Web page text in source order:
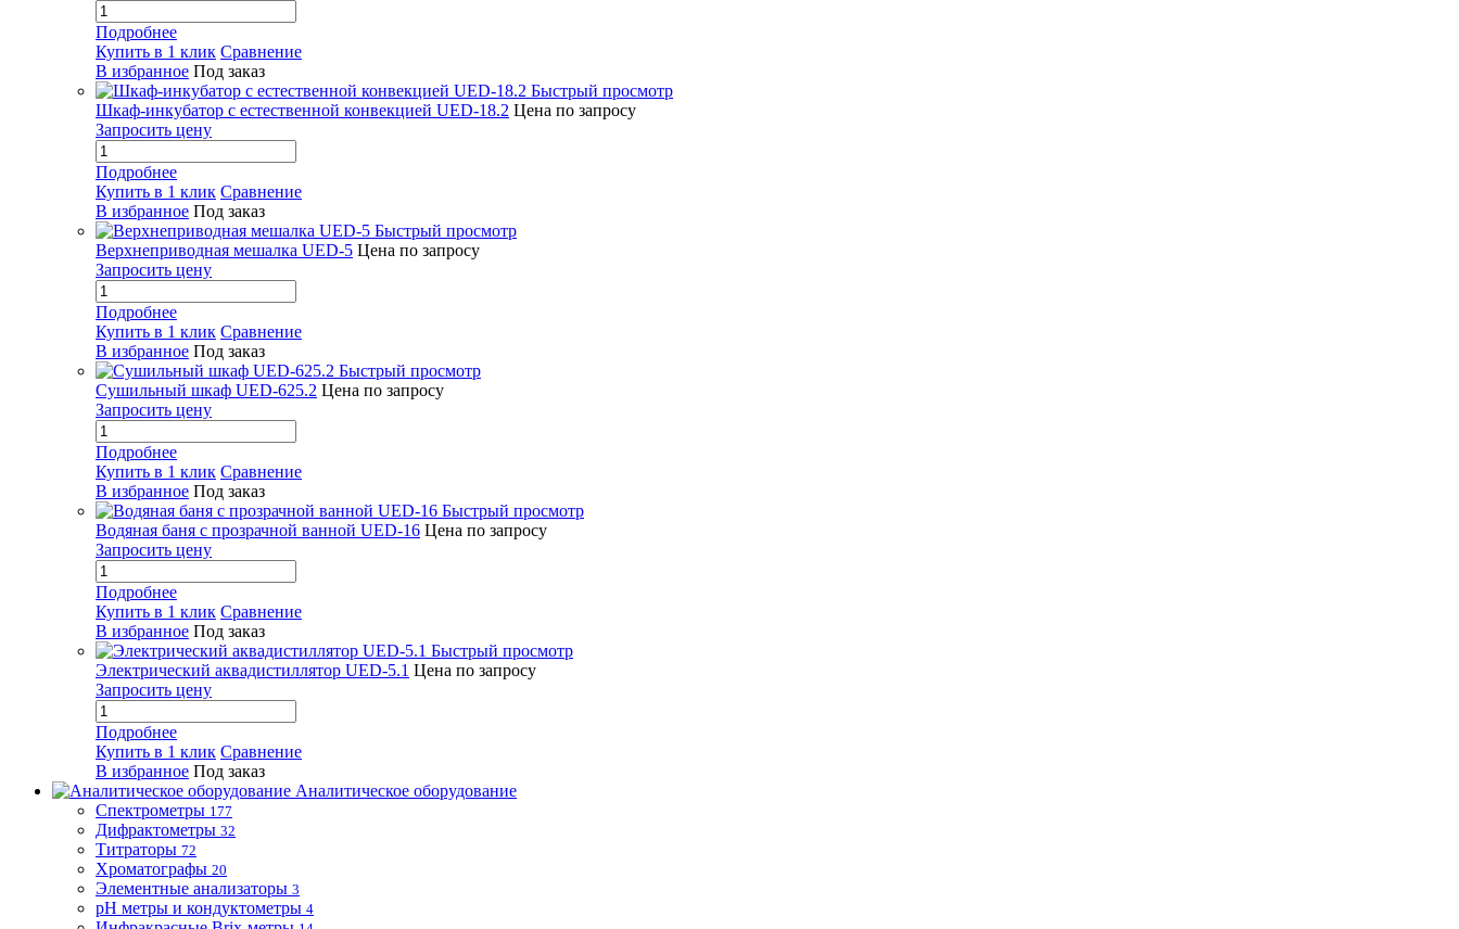
Подробнее
Купить в 1 клик Сравнение
В избранное Под заказ
Быстрый просмотр
Шкаф-инкубатор с естественной конвекцией UED-18.2 Цена по запросу
Запросить цену
Подробнее
Купить в 1 клик Сравнение
В избранное Под заказ
Быстрый просмотр
Верхнеприводная мешалка UED-5 Цена по запросу
Запросить цену
Подробнее
Купить в 1 клик Сравнение
В избранное Под заказ
Быстрый просмотр
Сушильный шкаф UED-625.2 Цена по запросу
Запросить цену
Подробнее
Купить в 1 клик Сравнение
В избранное Под заказ
Быстрый просмотр
Водяная баня с прозрачной ванной UED-16 Цена по запросу
Запросить цену
Подробнее
Купить в 1 клик Сравнение
В избранное Под заказ
Быстрый просмотр
Электрический аквадистиллятор UED-5.1 Цена по запросу
Запросить цену
Подробнее
Купить в 1 клик Сравнение
В избранное Под заказ
Аналитическое оборудование
Спектрометры 177
Дифрактометры 32
Титраторы 72
Хроматографы 20
Элементные анализаторы 3
pH метры и кондуктометры 4